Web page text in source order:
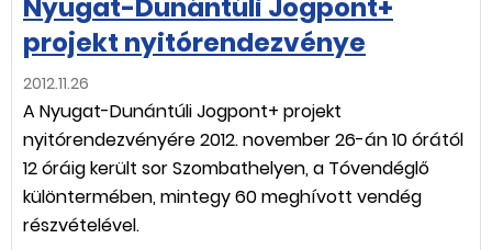
Nyugat-Dunántúli Jogpont+
projekt nyitórendezvénye
2012.11.26
A Nyugat-Dunántúli Jogpont+ projekt
nyitórendezvényére 2012. november 26-án 10 órától
12 óráig került sor Szombathelyen, a Tóvendéglő
különtermében, mintegy 60 meghívott vendég
részvételével.